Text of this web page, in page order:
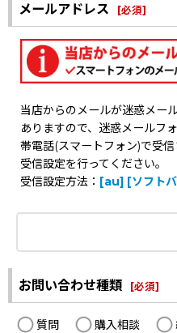
メールアドレス [必須]
当店からのメールが迷惑メー
ありますので、迷惑メールフ
帯電話(スマートフォン)で受
受信設定を行ってください。
受信設定方法： [au] [ソフト
お問い合わせ種類 [必須]
質問 購入相談